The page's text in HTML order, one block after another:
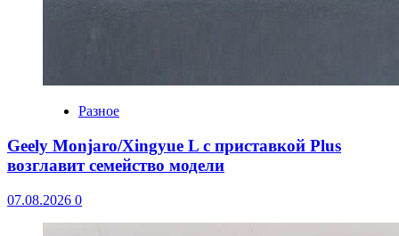
Разное
Geely Monjaro/Xingyue L с приставкой Plus
возглавит семейство модели
07.08.2026 0